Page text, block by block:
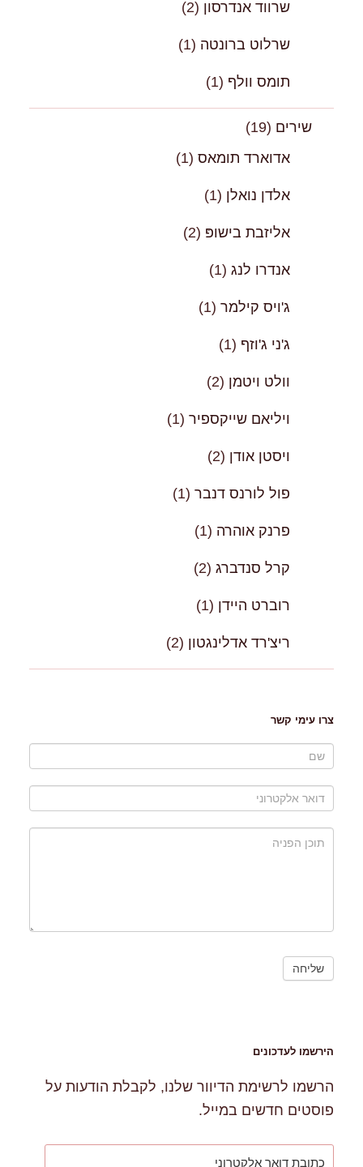
שרווד אנדרסון (2)
שרלוט ברונטה (1)
תומס וולף (1)
שירים (19)
אדוארד תומאס (1)
אלדן נואלן (1)
אליזבת בישופּ (2)
אנדרו לנג (1)
ג'ויס קילמר (1)
ג'ני ג'וזף (1)
וולט ויטמן (2)
ויליאם שייקספיר (1)
ויסטן אודן (2)
פול לורנס דנבר (1)
פרנק אוהרה (1)
קרל סנדברג (2)
רוברט היידן (1)
ריצ'רד אדלינגטון (2)
צרו עימי קשר
הירשמו לעדכונים
הרשמו לרשימת הדיוור שלנו, לקבלת הודעות על
פוסטים חדשים במייל.